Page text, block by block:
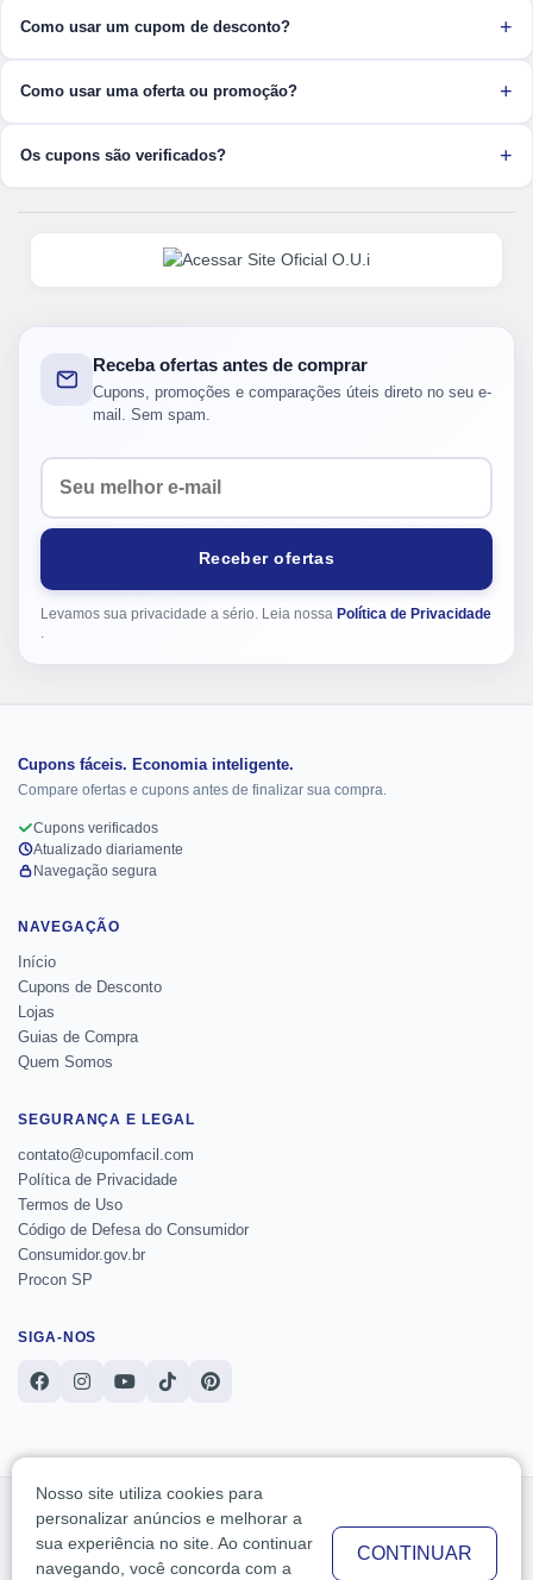
Como usar um cupom de desconto?
Como usar uma oferta ou promoção?
Os cupons são verificados?
Receba ofertas antes de comprar
Cupons, promoções e comparações úteis direto no seu e-
mail. Sem spam.
Seu e-mail
Receber ofertas
Levamos sua privacidade a sério. Leia nossa Política de Privacidade
Cupons fáceis. Economia inteligente.
Compare ofertas e cupons antes de finalizar sua compra.
Cupons verificados
Atualizado diariamente
Navegação segura
NAVEGAÇÃO
Início
Cupons de Desconto
Lojas
Guias de Compra
Quem Somos
SEGURANÇA E LEGAL
contato@cupomfacil.com
Política de Privacidade
Termos de Uso
Código de Defesa do Consumidor
Consumidor.gov.br
Procon SP
SIGA-NOS
O Cupom de Desconto e Ofertas - Cupom Fácil reúne cupons e ofertas de lojas
online para ajudar você a comparar condições antes da compra. As ofertas podem
mudar sem aviso prévio e devem ser conferidas no site da loja antes da finalização.
Podemos receber comissão por links indicados, sem custo adicional para você.
Nosso site utiliza cookies para
personalizar anúncios e melhorar a
sua experiência no site. Ao continuar
navegando, você concorda com a
CONTINUAR